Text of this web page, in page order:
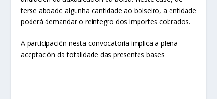
terse aboado algunha cantidade ao bolseiro, a entidade
poderá demandar o reintegro dos importes cobrados.
A participación nesta convocatoria implica a plena
aceptación da totalidade das presentes bases